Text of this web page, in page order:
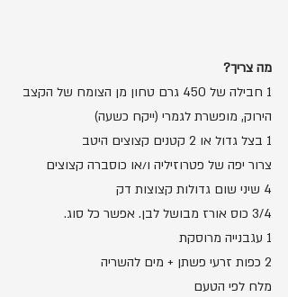
מה צריך?
1 חבילה של
450 גרם טחון מן הצומח של הקצב
הירוק, מופשרת לגמרי (ייקח כשעה)
1 בצל גדול או 2 קטנים קצוצים היטב
צרור יפה של פטרוזיליה ו/או כוסברה קצוצים
4 שיני שום גדולות קצוצות דק
3/4 כוס אורז מבושל לבן. אפשר כל סוג.
1 עגבנייה מרוסקת
2 כפות זרעי פשתן + מים להשריה
מלח לפי הטעם